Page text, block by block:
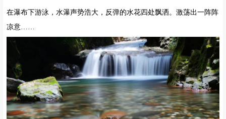
在瀑布下游泳，水瀑声势浩大，反弹的水花四处飘洒。激荡出一阵阵
凉意……